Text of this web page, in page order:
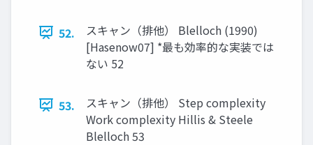
52.
スキャン（排他） Blelloch (1990)
[Hasenow07] *最も効率的な実装では
ない 52
53.
スキャン（排他） Step complexity
Work complexity Hillis & Steele
Blelloch 53